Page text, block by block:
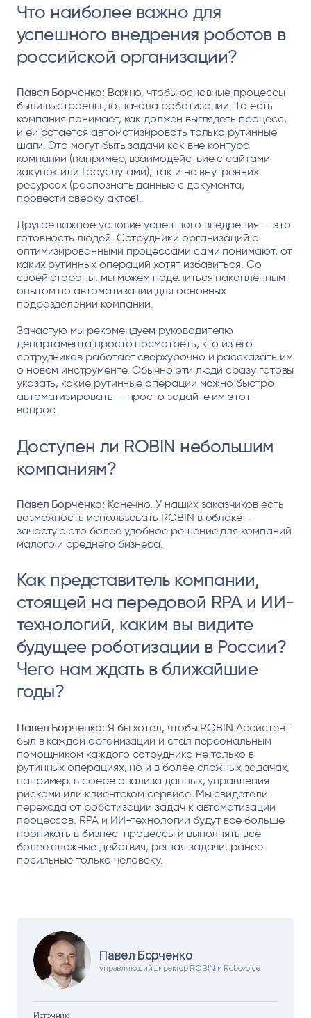
Павел Борченко
управляющий директор ROBIN и Robovoice
Источник
Что наиболее важно для
успешного внедрения роботов в
российской организации?
Павел Борченко: Важно, чтобы основные процессы
были выстроены до начала роботизации. То есть
компания понимает, как должен выглядеть процесс,
и ей остается автоматизировать только рутинные
шаги. Это могут быть задачи как вне контура
компании (например, взаимодействие с сайтами
закупок или Госуслугами), так и на внутренних
ресурсах (распознать данные с документа,
провести сверку актов).
Другое важное условие успешного внедрения — это
готовность людей. Сотрудники организаций с
оптимизированными процессами сами понимают, от
каких рутинных операций хотят избавиться. Со
своей стороны, мы можем поделиться накопленным
опытом по автоматизации для основных
подразделений компаний.
Зачастую мы рекомендуем руководителю
департамента просто посмотреть, кто из его
сотрудников работает сверхурочно и рассказать им
о новом инструменте. Обычно эти люди сразу готовы
указать, какие рутинные операции можно быстро
автоматизировать — просто задайте им этот
вопрос.
Доступен ли ROBIN небольшим
компаниям?
Павел Борченко: Конечно. У наших заказчиков есть
возможность использовать ROBIN в облаке —
зачастую это более удобное решение для компаний
малого и среднего бизнеса.
Как представитель компании,
стоящей на передовой RPA и ИИ-
технологий, каким вы видите
будущее роботизации в России?
Чего нам ждать в ближайшие
годы?
Павел Борченко: Я бы хотел, чтобы ROBIN.Ассистент
был в каждой организации и стал персональным
помощником каждого сотрудника не только в
рутинных операциях, но и в более сложных задачах,
например, в сфере анализа данных, управления
рисками или клиентском сервисе. Мы свидетели
перехода от роботизации задач к автоматизации
процессов. RPA и ИИ-технологии будут все больше
проникать в бизнес-процессы и выполнять все
более сложные действия, решая задачи, ранее
посильные только человеку.